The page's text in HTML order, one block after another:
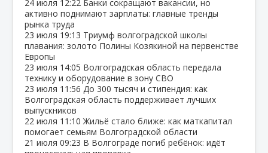
24 июля 12:22 Банки сокращают вакансии, но
активно поднимают зарплаты: главные тренды
рынка труда
23 июля 19:13 Триумф волгоградской школы
плавания: золото Полины Козякиной на первенстве
Европы
23 июля 14:05 Волгоградская область передала
технику и оборудование в зону СВО
23 июля 11:56 До 300 тысяч и стипендия: как
Волгоградская область поддерживает лучших
выпускников
22 июля 11:10 Жильё стало ближе: как маткапитал
помогает семьям Волгоградской области
21 июля 09:23 В Волгограде погиб ребёнок: идёт